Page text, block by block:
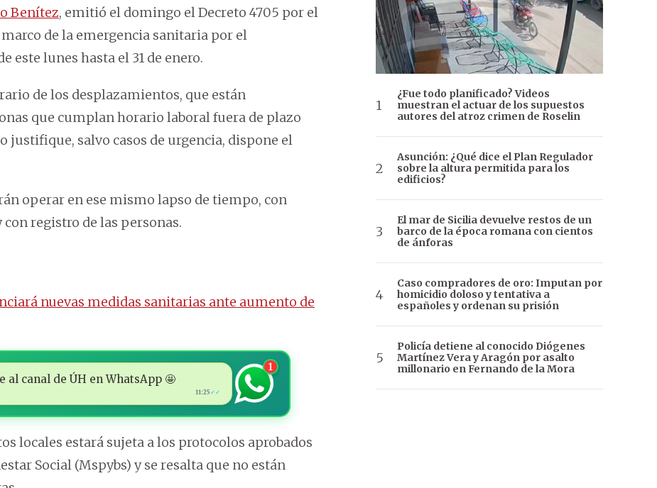
Benítez, emitió el domingo el Decreto 4705 por el
de la emergencia sanitaria por el
este lunes hasta el 31 de enero.
de los desplazamientos, que están
que cumplan horario laboral fuera de plazo
salvo casos de urgencia, dispone el
operar en ese mismo lapso de tiempo, con
registro de las personas.
nuevas medidas sanitarias ante aumento de
al canal de ÚH en WhatsApp 🤩
11:25 ✓✓
1
locales estará sujeta a los protocolos aprobados
Social (Mspybs) y se resalta que no están
¿Fue todo planificado? Videos
muestran el actuar de los supuestos
autores del atroz crimen de Roselin
Asunción: ¿Qué dice el Plan Regulador
sobre la altura permitida para los
edificios?
El mar de Sicilia devuelve restos de un
barco de la época romana con cientos
de ánforas
Caso compradores de oro: Imputan por
homicidio doloso y tentativa a
españoles y ordenan su prisión
Policía detiene al conocido Diógenes
Martínez Vera y Aragón por asalto
millonario en Fernando de la Mora